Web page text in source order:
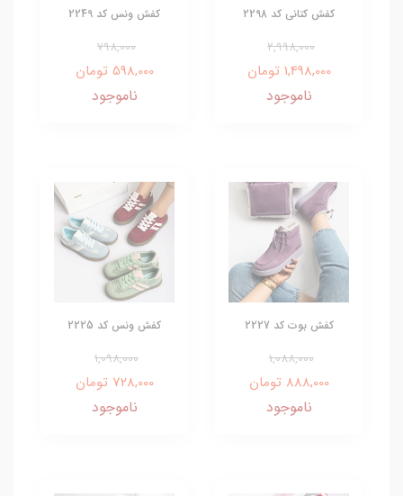
کفش کتانی کد 2298
2,998,000
1,498,000 تومان
ناموجود
کفش ونس کد 2249
798,000
598,000 تومان
ناموجود
کفش بوت کد 2227
1,088,000
888,000 تومان
ناموجود
کفش ونس کد 2225
1,098,000
728,000 تومان
ناموجود